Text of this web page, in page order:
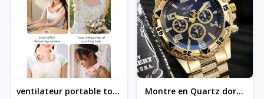
ventilateur portable tour
Montre en Quartz dorée